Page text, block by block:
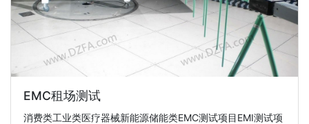
EMC租场测试
消费类工业类医疗器械新能源储能类EMC测试项目EMI测试项